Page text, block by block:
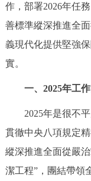
政民互動
參與調查
走進北京
北京概況
作，部署2026年任
善標準縱深推進全
義現代化提供堅強
實。
一、2025年工作
2025年是很不平
貫徹中央八項規定
縱深推進全面從嚴
潔工程”，團結帶領